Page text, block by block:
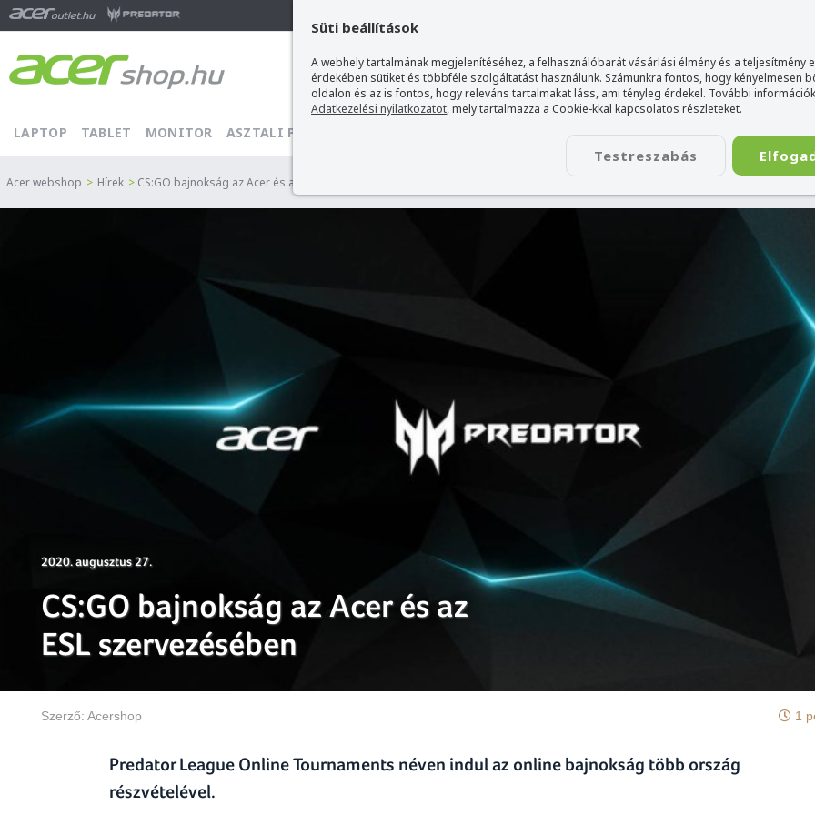
Süti beállítások
A webhely tartalmának megjelenítéséhez, a felhasználóbarát vásárlási élmény és a teljesítmény
érdekében sütiket és többféle szolgáltatást használunk. Számunkra fontos, hogy kényelmesen
oldalon és az is fontos, hogy releváns tartalmakat láss, ami tényleg érdekel. További
Adatkezelési nyilatkozatot, mely tartalmazza a Cookie-kkal kapcsolatos részleteket.
Testreszabás
LAPTOP TABLET MONITOR ASZTALI PC KIEGÉSZÍTŐ KAPCSOLAT
Acer webshop > Hírek > CS:GO bajnokság az Acer és az ESL szervezésében
2020. augusztus 27.
CS:GO bajnokság az Acer és az
ESL szervezésében
Szerző: Acershop 1
Predator League Online Tournaments néven indul az online bajnokság több ország
részvételével.